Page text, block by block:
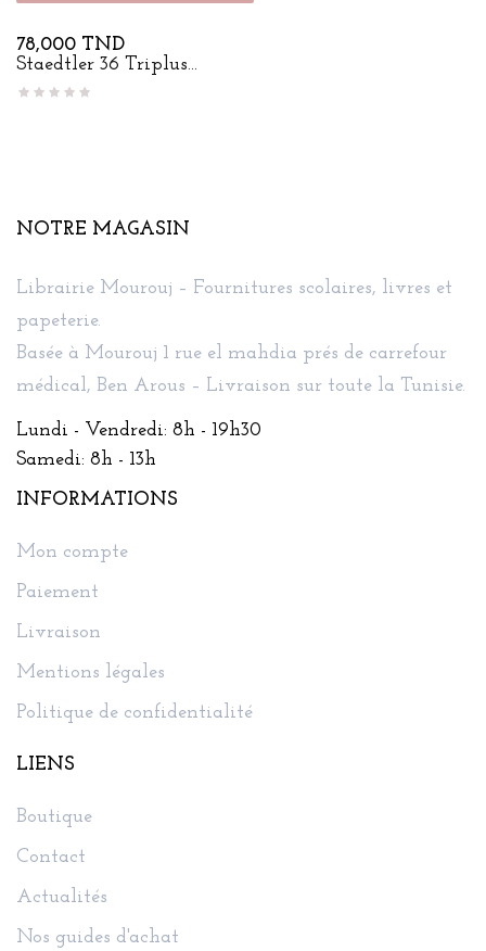
Prix
78,000 TND
Staedtler 36 Triplus...
NOTRE MAGASIN
Librairie Mourouj – Fournitures scolaires, livres et
papeterie.
Basée à Mourouj 1 rue el mahdia prés de carrefour
médical, Ben Arous – Livraison sur toute la Tunisie.
Lundi - Vendredi: 8h - 19h30
Samedi: 8h - 13h
INFORMATIONS
Mon compte
Paiement
Livraison
Mentions légales
Politique de confidentialité
LIENS
Boutique
Contact
Actualités
Nos guides d'achat